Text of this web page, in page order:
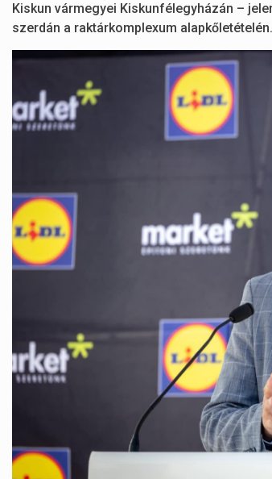
Kiskun vármegyei Kiskunfélegyházán –
szerdán a raktárkomplexum alapkőletételén.